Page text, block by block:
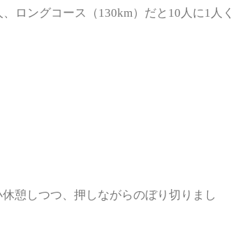
ロングコース（130km）だと10人に1人く
過。
憩しつつ、押しながらのぼり切りまし